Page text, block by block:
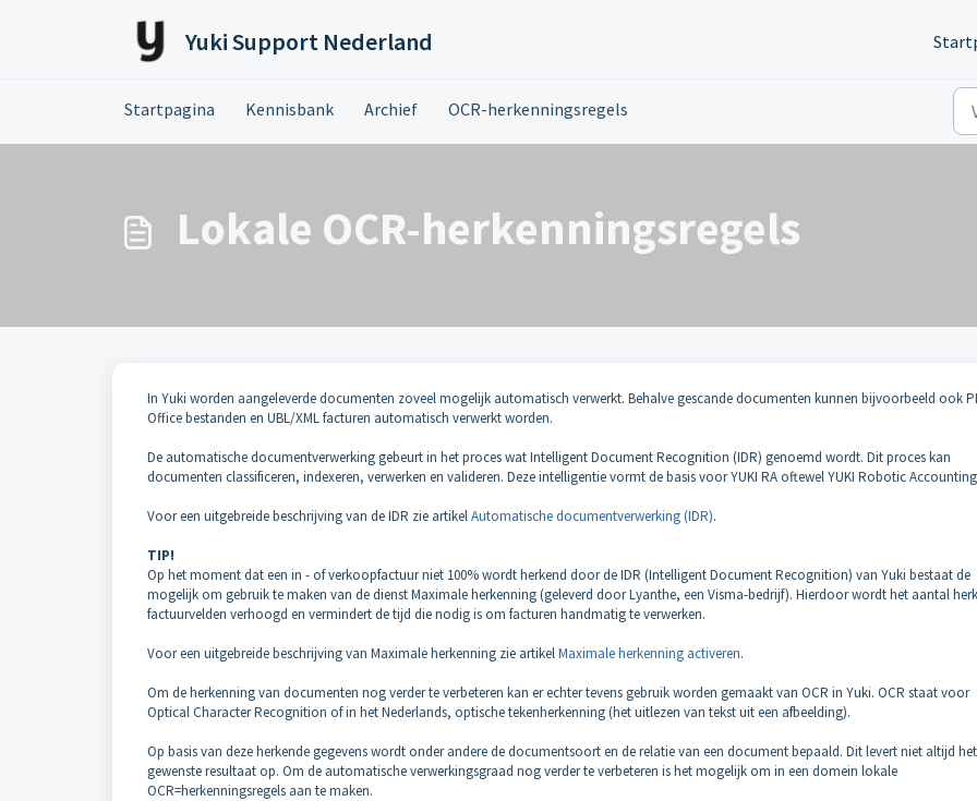
Yuki Support Nederland
Startpagina Kennisbank Archief OCR-herkenningsregels
Lokale OCR-herkenningsregels
In Yuki worden aangeleverde documenten zoveel mogelijk automatisch verwerkt. Behalve gescande documenten kunnen bijvoorbeeld ook
Office bestanden en UBL/XML facturen automatisch verwerkt worden.
De automatische documentverwerking gebeurt in het proces wat Intelligent Document Recognition (IDR) genoemd wordt. Dit proces kan
documenten classificeren, indexeren, verwerken en valideren. Deze intelligentie vormt de basis voor YUKI RA oftewel YUKI Robotic
Voor een uitgebreide beschrijving van de IDR zie artikelAutomatische documentverwerking (IDR).
TIP!
Op het moment dat een in - of verkoopfactuur niet 100% wordt herkend door de IDR (Intelligent Document Recognition) van Yuki bestaat de
mogelijk om gebruik te maken van de dienst Maximale herkenning (geleverd door Lyanthe, een Visma-bedrijf). Hierdoor wordt het aantal
factuurvelden verhoogd en vermindert de tijd die nodig is om facturen handmatig te verwerken.
Voor een uitgebreide beschrijving van Maximale herkenning zie artikelMaximale herkenning activeren.
Om de herkenning van documenten nog verder te verbeteren kan er echter tevens gebruik worden gemaakt van OCR in Yuki. OCR staat voor
Optical Character Recognition of in het Nederlands, optische tekenherkenning (het uitlezen van tekst uit een afbeelding).
Op basis van deze herkende gegevens wordt onder andere de documentsoort en de relatie van een document bepaald. Dit levert niet altijd het
gewenste resultaat op. Om de automatische verwerkingsgraad nog verder te verbeteren is het mogelijk om in een domein lokale
OCR=herkenningsregels aan te maken.